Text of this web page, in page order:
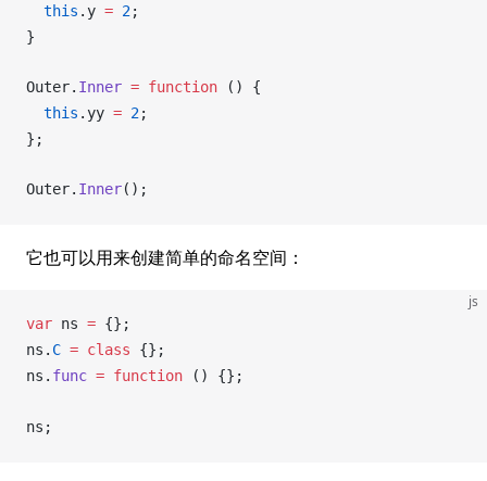
  this
. y = 2;
}
Outer. Inner = function () {
  this
. yy = 2;
};
Outer. Inner();
它也可以用来创建简单的命名空间：
js
var ns = {};
ns . C = class {};
ns . func = function () {};
ns ;